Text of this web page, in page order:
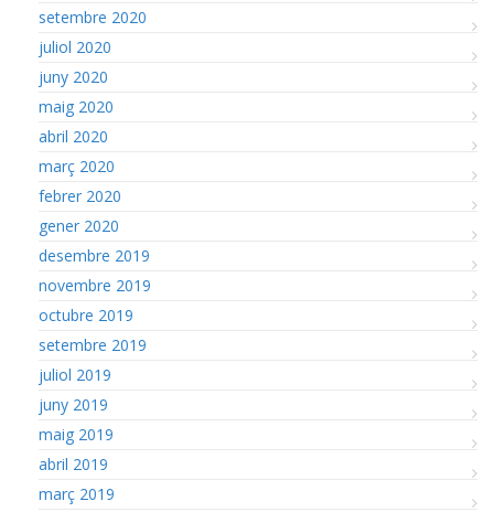
setembre 2020
juliol 2020
juny 2020
maig 2020
abril 2020
març 2020
febrer 2020
gener 2020
desembre 2019
novembre 2019
octubre 2019
setembre 2019
juliol 2019
juny 2019
maig 2019
abril 2019
març 2019